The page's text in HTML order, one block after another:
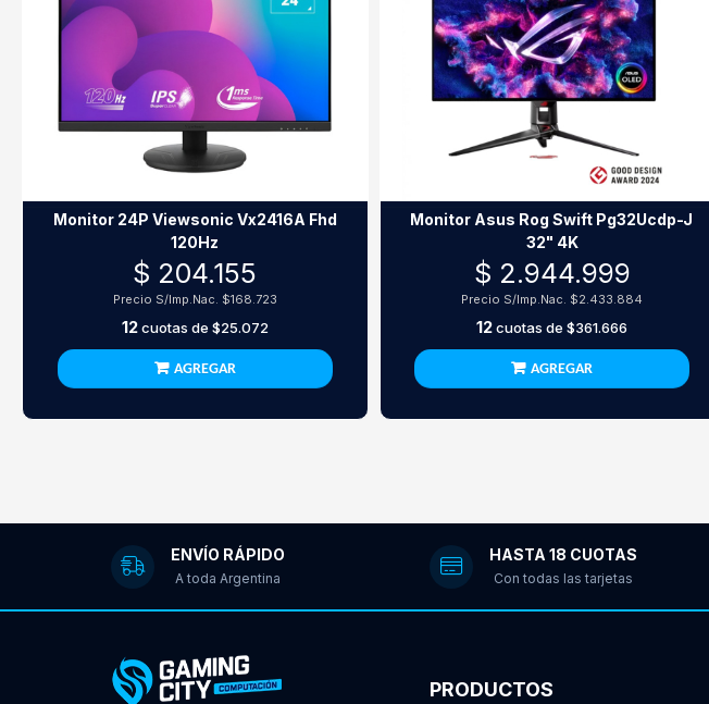
Monitor 24P Viewsonic Vx2416A Fhd
120Hz
$ 204.155
Precio S/Imp.Nac. $168.723
12cuotas de $25.072
AGREGAR
Monitor Asus Rog Swift Pg32Ucdp-J
32" 4K
$ 2.944.999
Precio S/Imp.Nac. $2.433.884
12cuotas de$361.666
AGREGAR
ENVÍO RÁPIDO
A toda Argentina
HASTA 18 CUOTAS
Con todas las tarjetas
PRODUCTOS